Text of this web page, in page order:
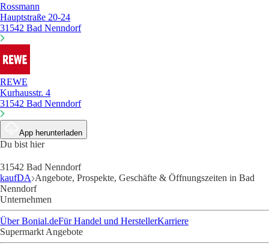
Rossmann
Hauptstraße 20-24
31542 Bad Nenndorf
REWE
Kurhausstr. 4
31542 Bad Nenndorf
App herunterladen
Du bist hier
31542 Bad Nenndorf
kaufDA Angebote, Prospekte, Geschäfte & Öffnungszeiten in Bad
Nenndorf
Unternehmen
Über Bonial.deFür Handel und HerstellerKarriere
Supermarkt Angebote